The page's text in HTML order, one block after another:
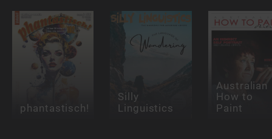
phantastisch!
Silly
Linguistics
Australian
How to
Paint